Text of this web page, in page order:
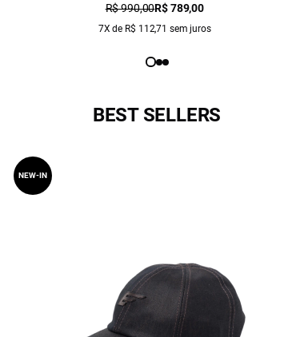
R$ 990,00R$ 789,00
7X de R$ 112,71 sem juros
BEST SELLERS
NEW-IN